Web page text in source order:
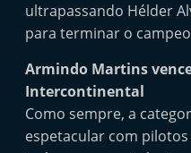
ultrapassando Hélder
para terminar o
Armindo Martins
Intercontinental
Como sempre, a
espetacular com